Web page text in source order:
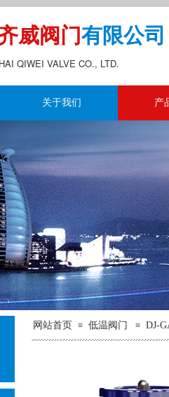
威阀门有限公司
QIWEI VALVE CO., LTD.
关于我们 产
网站首页 ≡ 低温阀门 ≡ DJ-